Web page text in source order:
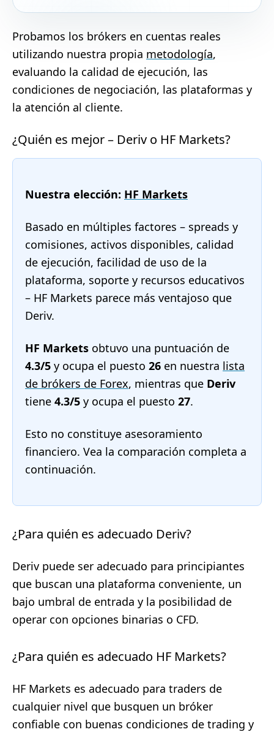
Probamos los brókers en cuentas reales
utilizando nuestra propia metodología,
evaluando la calidad de ejecución, las
condiciones de negociación, las plataformas y
la atención al cliente.
¿Quién es mejor – Deriv o HF Markets?
Nuestra elección: HF Markets
Basado en múltiples factores – spreads y
comisiones, activos disponibles, calidad
de ejecución, facilidad de uso de la
plataforma, soporte y recursos educativos
– HF Markets parece más ventajoso que
Deriv.
HF Markets obtuvo una puntuación de
4.3/5 y ocupa el puesto 26 en nuestra lista
de brókers de Forex, mientras que Deriv
tiene 4.3/5 y ocupa el puesto 27.
Esto no constituye asesoramiento
financiero. Vea la comparación completa a
continuación.
¿Para quién es adecuado Deriv?
Deriv puede ser adecuado para principiantes
que buscan una plataforma conveniente, un
bajo umbral de entrada y la posibilidad de
operar con opciones binarias o CFD.
¿Para quién es adecuado HF Markets?
HF Markets es adecuado para traders de
cualquier nivel que busquen un bróker
confiable con buenas condiciones de trading y